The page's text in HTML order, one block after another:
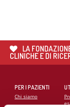
LA
CLINICHE E DI
PER I PAZIENTI
Chi siamo